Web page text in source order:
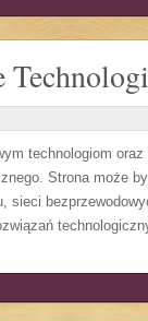
technologiom
Strona może